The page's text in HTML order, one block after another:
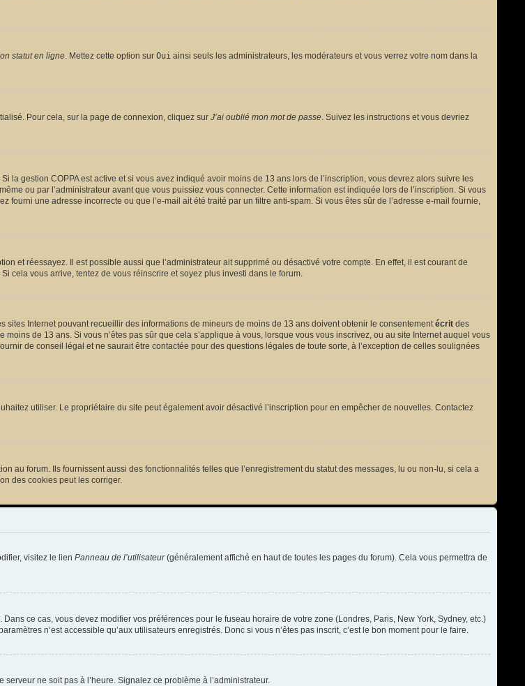
statut en ligne. Mettez cette option sur Oui ainsi seuls les administrateurs, les modérateurs et vous verrez votre nom dans la
Pour cela, sur la page de connexion, cliquez sur J’ai oublié mon mot de passe. Suivez les instructions et vous devriez
la gestion COPPA est active et si vous avez indiqué avoir moins de 13 ans lors de l’inscription, vous devrez alors suivre les
ou par l’administrateur avant que vous puissiez vous connecter. Cette information est indiquée lors de l’inscription. Si vous
fourni une adresse incorrecte ou que l’e-mail ait été traité par un filtre anti-spam. Si vous êtes sûr de l’adresse e-mail fournie,
et réessayez. Il est possible aussi que l’administrateur ait supprimé ou désactivé votre compte. En effet, il est courant de
cela vous arrive, tentez de vous réinscrire et soyez plus investi dans le forum.
sites Internet pouvant recueillir des informations de mineurs de moins de 13 ans doivent obtenir le consentementécrit des
de 13 ans. Si vous n’êtes pas sûr que cela s’applique à vous, lorsque vous vous inscrivez, ou au site Internet auquel vous
de conseil légal et ne saurait être contactée pour des questions légales de toute sorte, à l’exception de celles soulignées
utiliser. Le propriétaire du site peut également avoir désactivé l’inscription pour en empêcher de nouvelles. Contactez
au forum. Ils fournissent aussi des fonctionnalités telles que l’enregistrement du statut des messages, lu ou non-lu, si cela a
des cookies peut les corriger.
visitez le lien Panneau de l’utilisateur(généralement affiché en haut de toutes les pages du forum). Cela vous permettra de
ce cas, vous devez modifier vos préférences pour le fuseau horaire de votre zone (Londres, Paris, New York, Sydney, etc.)
n’est accessible qu’aux utilisateurs enregistrés. Donc si vous n’êtes pas inscrit, c’est le bon moment pour le faire.
ne soit pas à l’heure. Signalez ce problème à l’administrateur.